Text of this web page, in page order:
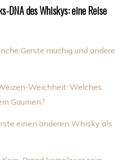
DNA des Whiskys: eine Reise
Gerste rauchig und andere
Weichheit: Welches
Gaumen?
einen anderen Whisky als